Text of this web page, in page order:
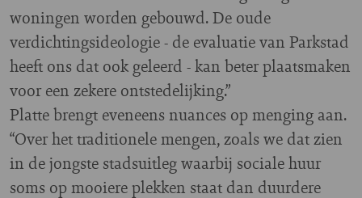
woningen worden gebouwd. De oude
verdichtingsideologie - de evaluatie van Parkstad
heeft ons dat ook geleerd - kan beter plaatsmaken
voor een zekere ontstedelijking.”
Platte brengt eveneens nuances op menging aan.
“Over het traditionele mengen, zoals we dat zien
in de jongste stadsuitleg waarbij sociale huur
soms op mooiere plekken staat dan duurdere